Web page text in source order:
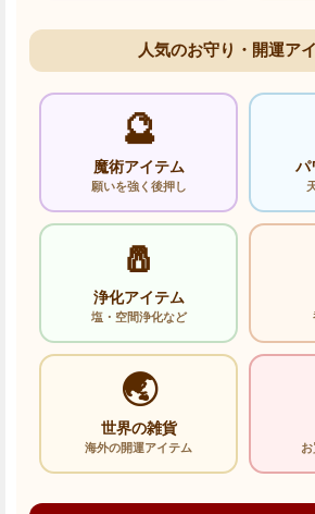
人気のお守り・開運ア
🔮
魔術アイテム
願いを強く後押し
パ
🧂
浄化アイテム
塩・空間浄化など
🌏
世界の雑貨
海外の開運アイテム